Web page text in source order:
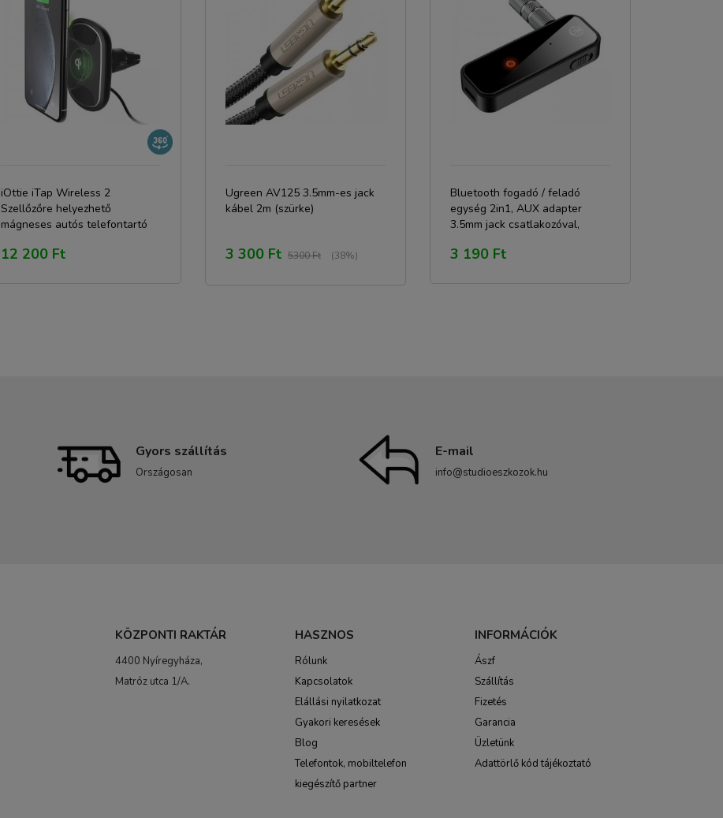
iOttie iTap Wireless 2
Szellőzőre helyezhető
mágneses autós telefontartó
12 200 Ft
Ugreen AV125 3.5mm-es jack
kábel 2m (szürke)
3 300 Ft 5300 Ft (38%)
Bluetooth fogadó / feladó
egység 2in1, AUX adapter
3.5mm jack csatlakozóval,
3 190 Ft
Gyors szállítás
Országosan
E-mail
info@studioeszkozok.hu
KÖZPONTI RAKTÁR
4400 Nyíregyháza,
Matróz utca 1/A.
HASZNOS
Rólunk
Kapcsolatok
Elállási nyilatkozat
Gyakori keresések
Blog
Telefontok, mobiltelefon
kiegészítő partner
INFORMÁCIÓK
Ászf
Szállítás
Fizetés
Garancia
Üzletünk
Adattörlő kód tájékoztató